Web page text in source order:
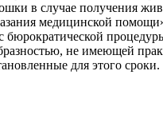
в случае получения
медицинской
не имеющей
для этого сроки.